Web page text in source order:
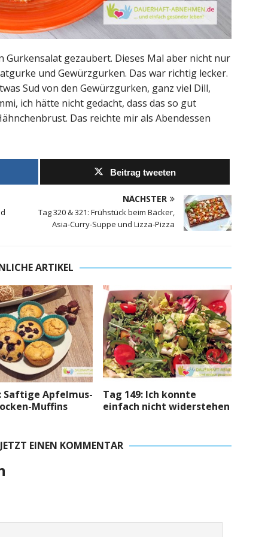
Gurkensalat gezaubert. Dieses Mal aber nicht nur
und Gewürzgurken. Das war richtig lecker.
Sud von den Gewürzgurken, ganz viel Dill,
ich hätte nicht gedacht, dass das so gut
Das reichte mir als Abendessen
Beitrag tweeten
NÄCHSTER
Tag 320 & 321: Frühstück beim Bäcker,
Asia-Curry-Suppe und Lizza-Pizza
ARTIKEL
Saftige Apfelmus-
Muffins
Tag 149: Ich konnte
einfach nicht widerstehen
EINEN KOMMENTAR